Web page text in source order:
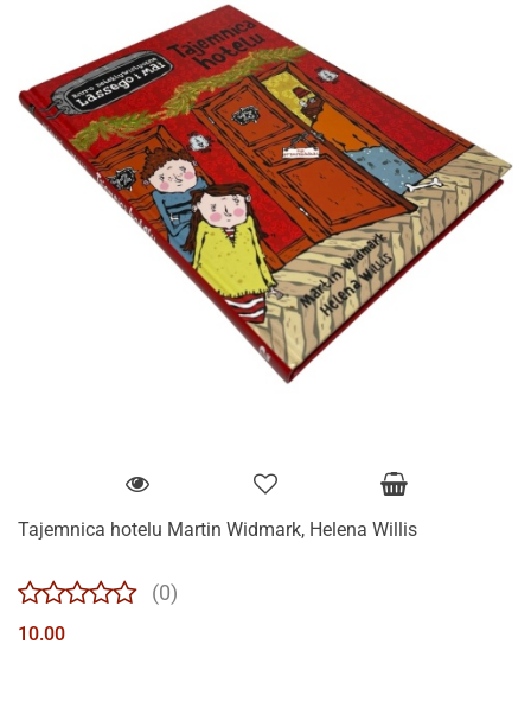
Tajemnica hotelu Martin Widmark, Helena Willis
(0)
10.00